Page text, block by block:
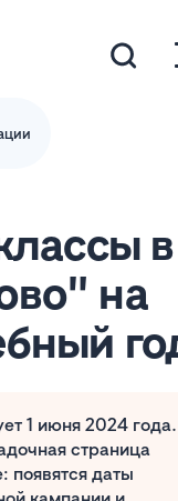
в
на
1 июня 2024 года.
страница
появятся даты